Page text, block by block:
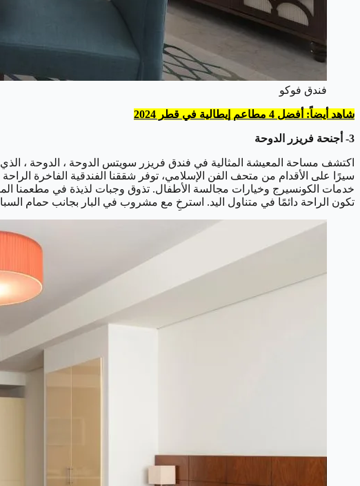
فندق فوكو
شاهد أيضاً: أفضل 4 مطاعم إيطالية في قطر 2024
3- أجنحة فريزر الدوحة
سيرًا على الأقدام من متحف الفن الإسلامي، توفر شققنا الفندقية الفاخرة
تكون الراحة دائمًا في متناول اليد. استرخِ مع مشروب في البار بجانب حمام السباحة، أو ابدأ يومك